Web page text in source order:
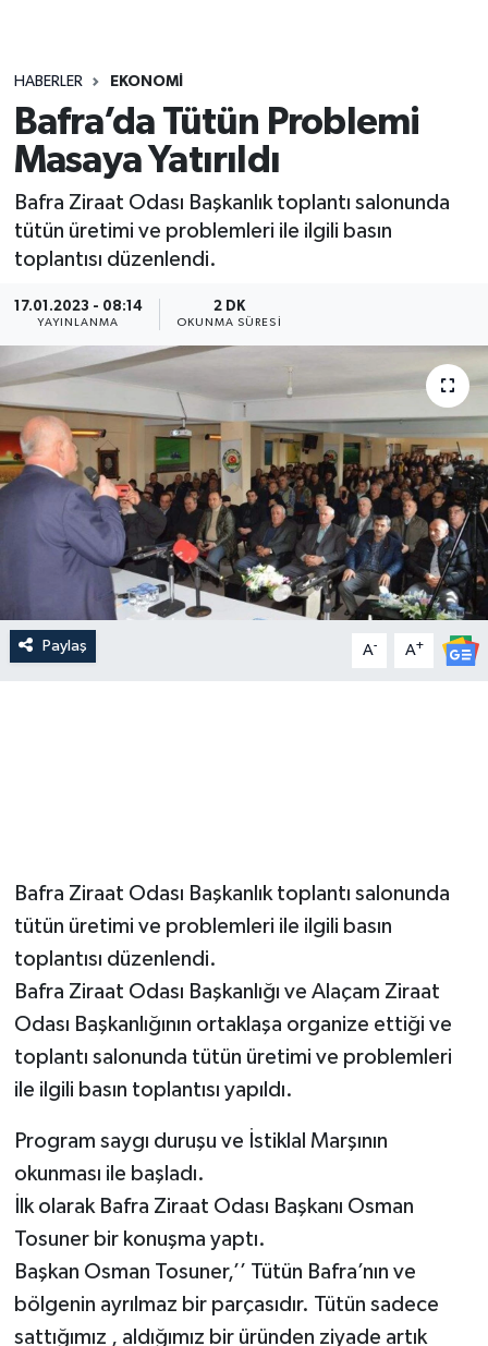
HABERLER EKONOMI
Bafra’da Tütün Problemi
Masaya Yatırıldı
Bafra Ziraat Odası Başkanlık toplantı salonunda
tütün üretimi ve problemleri ile ilgili basın
toplantısı düzenlendi.
17.01.2023 - 08:14
YAYINLANMA
2 DK
OKUNMA SÜRESI
Paylaş A- A+
Bafra Ziraat Odası Başkanlık toplantı salonunda
tütün üretimi ve problemleri ile ilgili basın
toplantısı düzenlendi.
Bafra Ziraat Odası Başkanlığı ve Alaçam Ziraat
Odası Başkanlığının ortaklaşa organize ettiği ve
toplantı salonunda tütün üretimi ve problemleri
ile ilgili basın toplantısı yapıldı.
Program saygı duruşu ve İstiklal Marşının
okunması ile başladı.
İlk olarak Bafra Ziraat Odası Başkanı Osman
Tosuner bir konuşma yaptı.
Başkan Osman Tosuner,’’ Tütün Bafra’nın ve
bölgenin ayrılmaz bir parçasıdır. Tütün sadece
sattığımız , aldığımız bir üründen ziyade artık